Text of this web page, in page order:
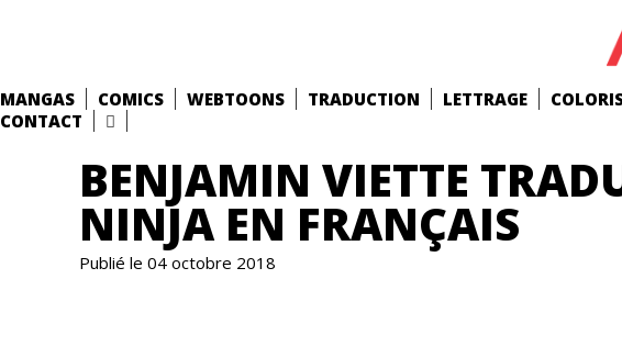
MANGAS COMICS WEBTOONS TRADUCTION LETTRAGE
CONTACT
BENJAMIN VIETTE
NINJA EN FRANÇAIS
Publié le 04 octobre 2018